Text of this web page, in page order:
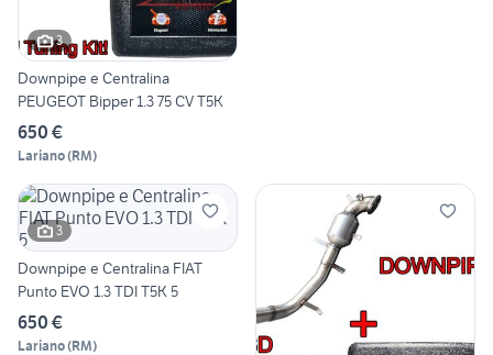
3
Downpipe e Centralina
PEUGEOT Bipper 1.3 75 CV T5K
650 €
Lariano(RM)
3
Downpipe e Centralina FIAT
Punto EVO 1.3 TDI T5K 5
650 €
Lariano(RM)